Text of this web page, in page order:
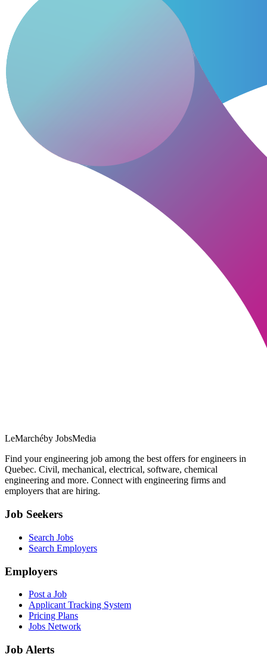
LeMarchéby JobsMedia
Find your engineering job among the best offers for engineers in
Quebec. Civil, mechanical, electrical, software, chemical
engineering and more. Connect with engineering firms and
employers that are hiring.
Job Seekers
Search Jobs
Search Employers
Employers
Post a Job
Applicant Tracking System
Pricing Plans
Jobs Network
Job Alerts